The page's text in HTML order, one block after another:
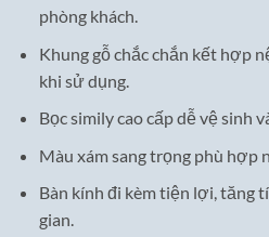
phòng khách.
Khung gỗ chắc chắn kết hợp
khi sử dụng.
Bọc simily cao cấp dễ vệ sinh
Màu xám sang trọng phù hợp
Bàn kính đi kèm tiện lợi, tăng
gian.